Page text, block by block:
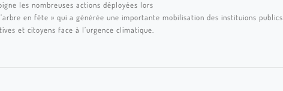
les nombreuses actions déployées lors
en fête » qui a générée une importante mobilisation des instituions publics,
et citoyens face à l’urgence climatique.